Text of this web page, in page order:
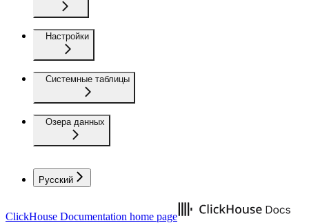
Настройки
Системные таблицы
Озера данных
Русский
ClickHouse Documentation home page